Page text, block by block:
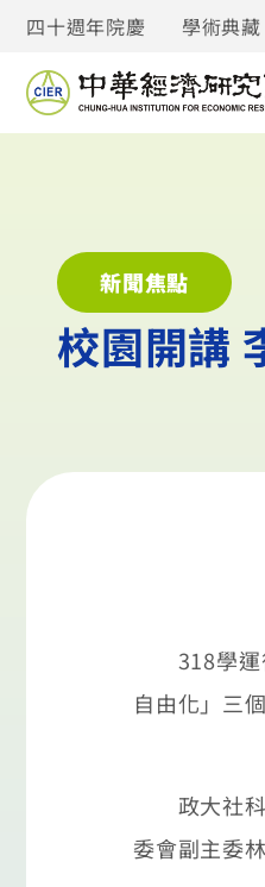
四十週年院慶 學術典藏
新聞焦點
校園開講
318學運後
自由化」三
政大社科
委會副主委